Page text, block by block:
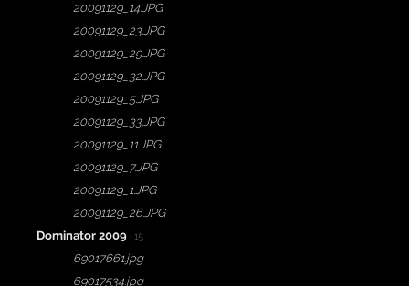
20091129_14.JPG
20091129_23.JPG
20091129_29.JPG
20091129_32.JPG
20091129_5.JPG
20091129_33.JPG
20091129_11.JPG
20091129_7.JPG
20091129_1.JPG
20091129_26.JPG
Dominator 2009
· 15
69017661.jpg
69017534.jpg